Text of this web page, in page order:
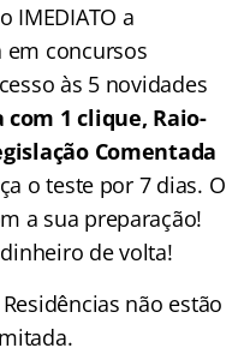
IMEDIATO a
concursos
às 5 novidades
com 1 clique, Raio-
Comentada
o teste por 7 dias. O
a sua preparação!
de volta!
não estão